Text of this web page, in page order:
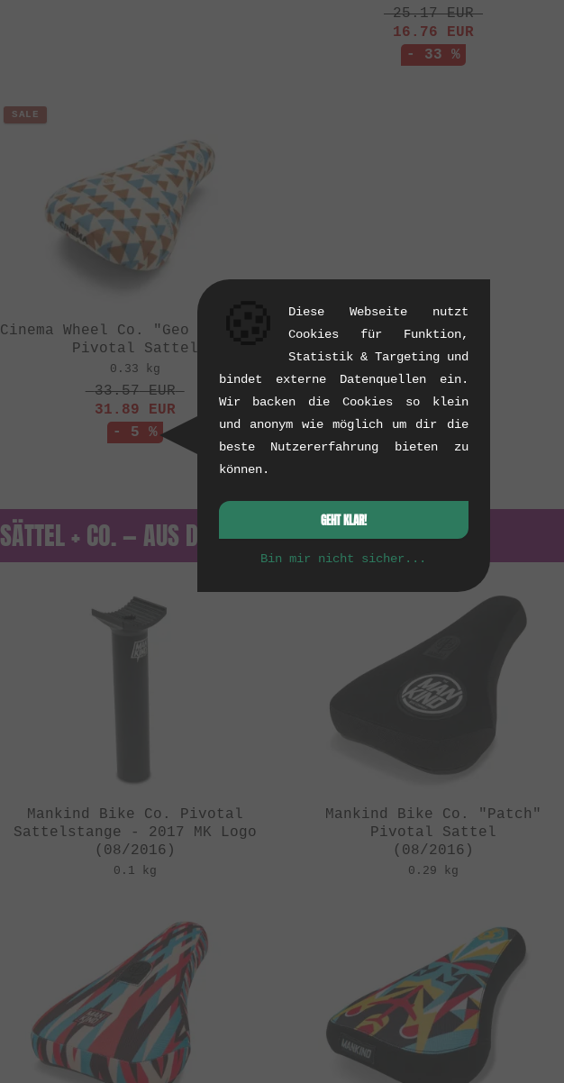
25.17EUR
16.76 EUR
- 33 %
SALE
Cinema Wheel Co. "Geo Stealth"
Pivotal Sattel
0.33 kg
33.57EUR
31.89 EUR
- 5 %
SÄTTEL + CO. — AUS DEM ARCHIV
Mankind Bike Co. Pivotal
Sattelstange - 2017 MK Logo
(08/2016)
0.1 kg
Mankind Bike Co. "Patch"
Pivotal Sattel
(08/2016)
0.29 kg
Diese Webseite nutzt
Cookies für Funktion,
Statistik & Targeting und
bindet externe Datenquellen ein.
Wir backen die Cookies so klein
und anonym wie möglich um dir die
beste Nutzererfahrung bieten zu
können.
GEHT KLAR!
Bin mir nicht sicher...